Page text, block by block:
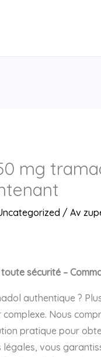
mg
/ Av
sécurité –
authentique ?
Nous
pratique pour
vous